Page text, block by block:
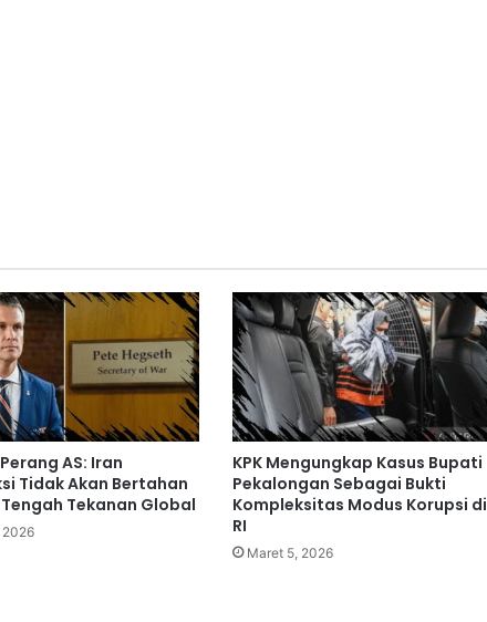
AS: Iran
Tidak Akan Bertahan
Tekanan Global
2026
KPK Mengungkap Kasus Bupati
Pekalongan Sebagai Bukti
Kompleksitas Modus Korupsi di
RI
Maret 5, 2026